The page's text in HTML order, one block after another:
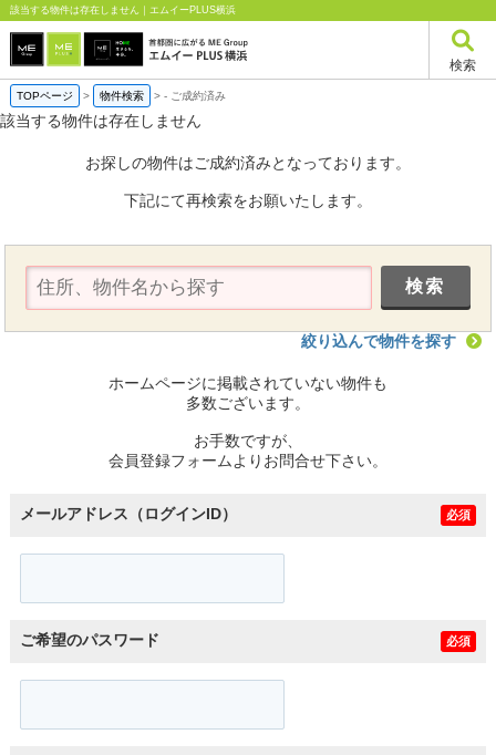
該当する物件は存在しません｜エムイーPLUS横浜
検索
TOPページ > 物件検索 >- ご成約済み
該当する物件は存在しません
お探しの物件はご成約済みとなっております。
下記にて再検索をお願いたします。
絞り込んで物件を探す
ホームページに掲載されていない物件も
多数ございます。
お手数ですが、
会員登録フォームよりお問合せ下さい。
メールアドレス（ログインID） 必須
ご希望のパスワード 必須